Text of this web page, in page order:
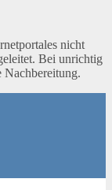
nicht
Bei unrichtig
Nachbereitung.